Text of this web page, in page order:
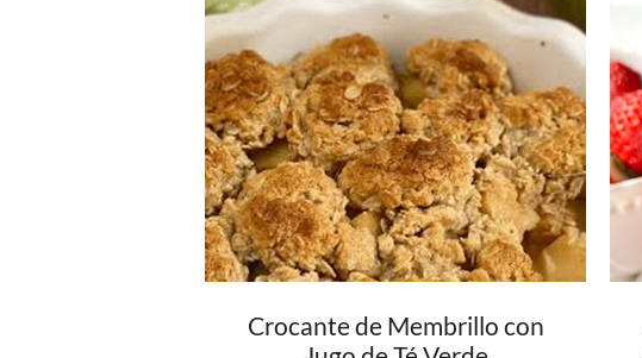
Crocante de Membrillo con